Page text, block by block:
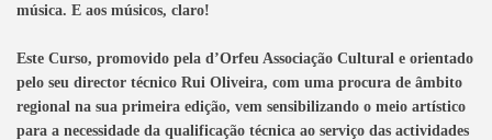
música. E aos músicos, claro!
Este Curso, promovido pela d’Orfeu Associação Cultural e orientado
pelo seu director técnico Rui Oliveira, com uma procura de âmbito
regional na sua primeira edição, vem sensibilizando o meio artístico
para a necessidade da qualificação técnica ao serviço das actividades